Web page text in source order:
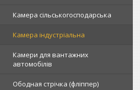
Камера сільськогосподарська
Камера індустріальна
Камери для вантажних
автомобілів
Ободная стрічка (фліппер)